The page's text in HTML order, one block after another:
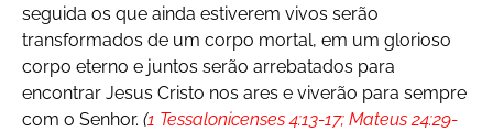
seguida os que ainda estiverem vivos serão
transformados de um corpo mortal, em um glorioso
corpo eterno e juntos serão arrebatados para
encontrar Jesus Cristo nos ares e viverão para sempre
com o Senhor. (1 Tessalonicenses 4:13-17; Mateus 24:29-